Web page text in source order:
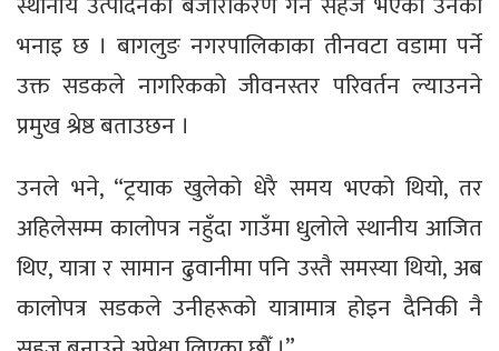
भनाइ छ । बागलुङ नगरपालिकाका तीनवटा वडामा पर्ने
उक्त सडकले नागरिकको जीवनस्तर परिवर्तन ल्याउनने
प्रमुख श्रेष्ठ बताउछन ।
उनले भने, “ट्रयाक खुलेको धेरै समय भएको थियो, तर
अहिलेसम्म कालोपत्र नहुँदा गाउँमा धुलोले स्थानीय आजित
थिए, यात्रा र सामान ढुवानीमा पनि उस्तै समस्या थियो, अब
कालोपत्र सडकले उनीहरूको यात्रामात्र होइन दैनिकी नै